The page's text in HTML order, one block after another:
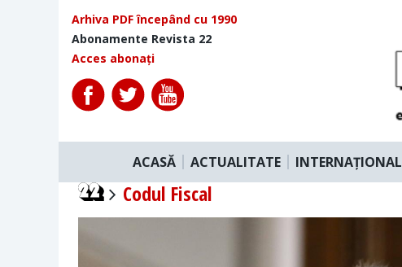
Arhiva PDF începând cu 1990
Abonamente Revista 22
Acces abonați
ACASĂ ACTUALITATE INTERNAȚIONAL
Codul Fiscal